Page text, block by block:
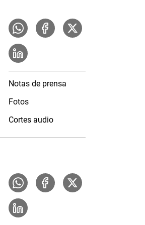
Notas de prensa
Fotos
Cortes audio